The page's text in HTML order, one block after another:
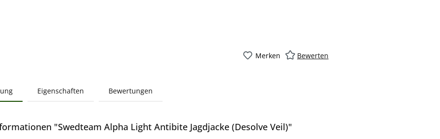
Merken Bewerten
Eigenschaften Bewertungen
"Swedteam Alpha Light Antibite Jagdjacke (Desolve Veil)"